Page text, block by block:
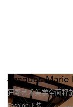
Fashion 时装
Jacques Marie
狂野艺术美学全面释